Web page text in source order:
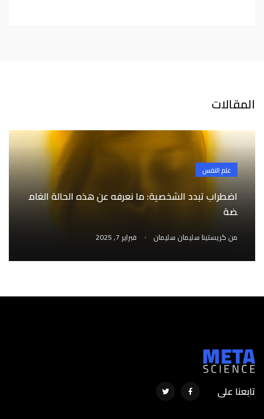
المقالات
علم النفس
اضطراب تبدد الشخصية: ما نعرفه عن هذه الحالة الغام
ضة
من كريستينا سليمان سليمان . فبراير 7, 2025
تابعنا على